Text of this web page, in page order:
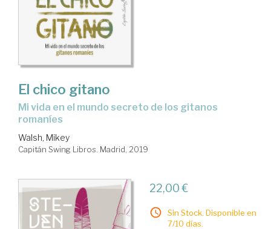
El chico gitano
mi vida en el mundo secreto de los gitanos
romaníes
Walsh, Mikey
Capitán Swing Libros. Madrid, 2019
22,00 €
Sin Stock. Disponible en
7/10 días.